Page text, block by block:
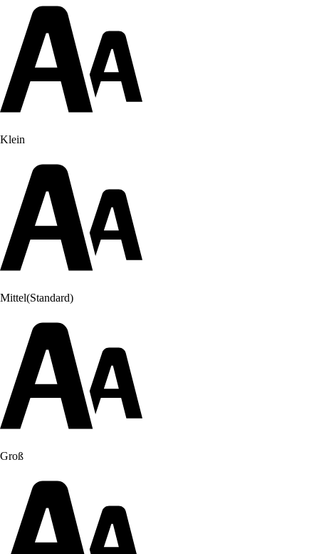
Klein
Mittel(Standard)
Groß